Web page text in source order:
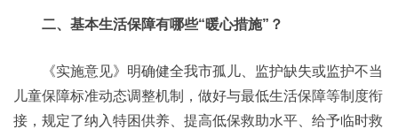
二、基本生活保障有哪些“暖心措施”？
《实施意见》明确健全我市孤儿、监护缺失或监护不当
儿童保障标准动态调整机制，做好与最低生活保障等制度衔
接，规定了纳入特困供养、提高低保救助水平、给予临时救